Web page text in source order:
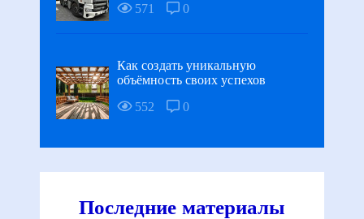
571 0
Как создать уникальную
объёмность своих успехов
552
0
Последние материалы